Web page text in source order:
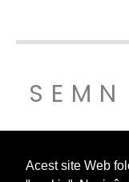
Acest site Web